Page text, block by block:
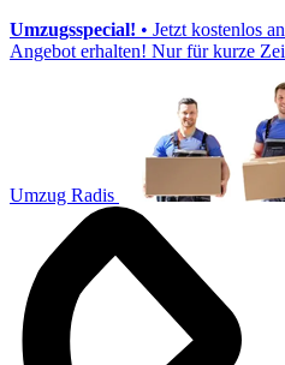
Umzugsspecial! • Jetzt kostenlos
Angebot erhalten! Nur für kurze
Umzug Radis